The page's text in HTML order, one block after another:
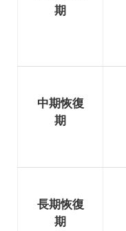
期
中期恢復
期
長期恢復
期